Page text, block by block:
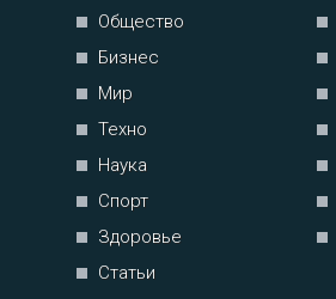
Общество
Бизнес
Мир
Техно
Наука
Спорт
Здоровье
Статьи